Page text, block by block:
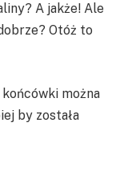
A jakże! Ale
Otóż to
można
by została